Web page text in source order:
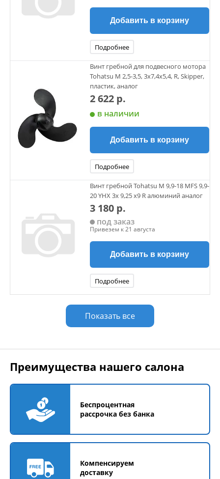
Добавить в корзину
Подробнее
Винт гребной для подвесного мотора
Tohatsu M 2,5-3,5, 3х7,4х5,4, R, Skipper,
пластик, аналог
2 622 р.
в наличии
Добавить в корзину
Подробнее
Винт гребной Tohatsu M 9,9-18 MFS 9,9-
20 YHX 3х 9,25 х9 R алюминий аналог
3 180 р.
под заказ
Привезем к 21 августа
Добавить в корзину
Подробнее
Показать все
Преимущества нашего салона
Беспроцентная
рассрочка без банка
Компенсируем
доставку